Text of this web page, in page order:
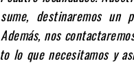
destinaremos un
nos
lo que necesitamos y